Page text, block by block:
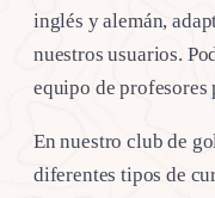
inglés y alemán,
nuestros usuarios.
equipo de profesores
En nuestro club de
diferentes tipos de